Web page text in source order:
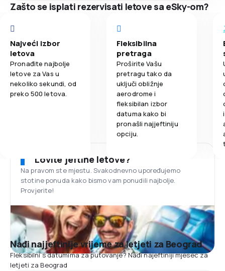
Zašto se isplati rezervisati letove sa eSky-om?
Najveći izbor
letova
Pronađite najbolje
letove za Vas u
nekoliko sekundi, od
preko 500 letova.
Fleksibilna
pretraga
Proširite Vašu
pretragu tako da
uključi obližnje
aerodrome i
fleksibilan izbor
datuma kako bi
pronašli najjeftiniju
opciju.
Lovite jeftine letove?
Na pravom ste mjestu. Svakodnevno upoređujemo
stotine ponuda kako bismo vam ponudili najbolje.
Provjerite!
Nađi najjeftinije vrijeme za letjeti za Beograd
Fleksibilni s datumima za putovanje? Nađi najeftiniji mjesec za
letjeti za Beograd